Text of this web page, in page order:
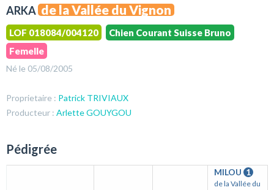
ARKA de la Vallée du Vignon
LOF 018084/004120
Chien Courant Suisse Bruno
Femelle
Né le 05/08/2005
Proprietaire : Patrick TRIVIAUX
Producteur : Arlette GOUYGOU
Pédigrée
MILOU 1
de la Vallée du